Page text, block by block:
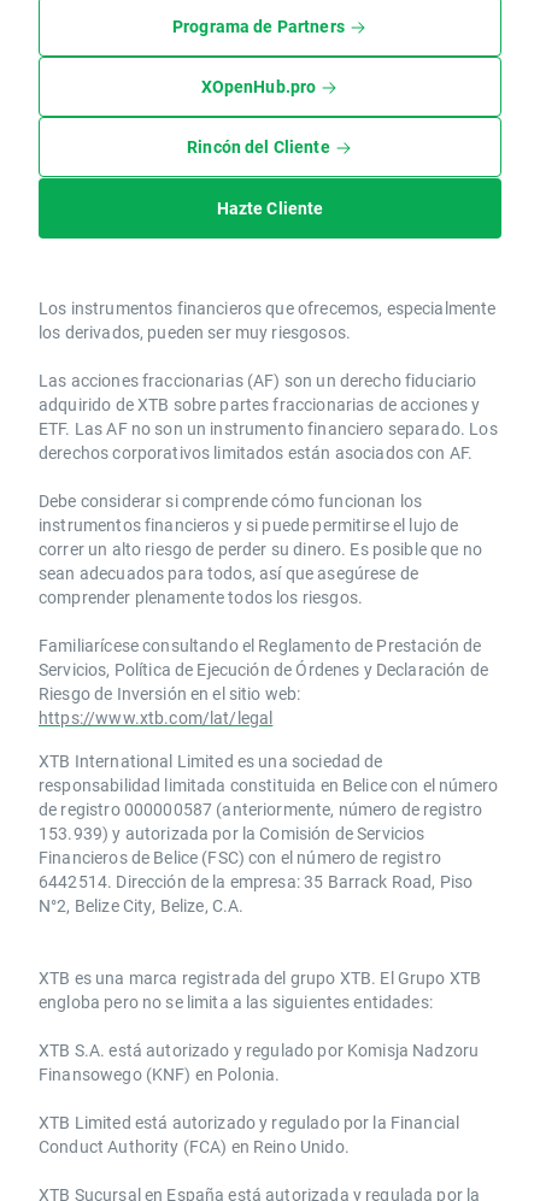
Programa de Partners
XOpenHub.pro
Rincón del Cliente
Hazte Cliente
Los instrumentos financieros que ofrecemos, especialmente
los derivados, pueden ser muy riesgosos.
Las acciones fraccionarias (AF) son un derecho fiduciario
adquirido de XTB sobre partes fraccionarias de acciones y
ETF. Las AF no son un instrumento financiero separado. Los
derechos corporativos limitados están asociados con AF.
Debe considerar si comprende cómo funcionan los
instrumentos financieros y si puede permitirse el lujo de
correr un alto riesgo de perder su dinero. Es posible que no
sean adecuados para todos, así que asegúrese de
comprender plenamente todos los riesgos.
Familiarícese consultando el Reglamento de Prestación de
Servicios, Política de Ejecución de Órdenes y Declaración de
Riesgo de Inversión en el sitio web:
https://www.xtb.com/lat/legal
XTB International Limited es una sociedad de
responsabilidad limitada constituida en Belice con el número
de registro 000000587 (anteriormente, número de registro
153.939) y autorizada por la Comisión de Servicios
Financieros de Belice (FSC) con el número de registro
6442514. Dirección de la empresa: 35 Barrack Road, Piso
N°2, Belize City, Belize, C.A.
​​XTB es una marca registrada del grupo XTB. El Grupo XTB
engloba pero no se limita a las siguientes entidades:
XTB S.A.​ está autorizado y regulado por Komisja Nadzoru
Finansowego (KNF) ​en Polonia.
XTB Limited ​está autorizado y regulado por la ​Financial
Conduct Authority ​(FCA) en ​​Reino Unido.
XTB Sucursal en España está autorizada y regulada por la